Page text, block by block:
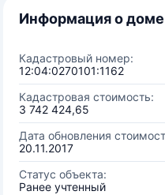
Информация о доме
Кадастровый номер:
12:04:0270101:1162
Кадастровая стоимость:
3 742 424,65
Дата обновления
20.11.2017
Статус объекта:
Ранее учтенный